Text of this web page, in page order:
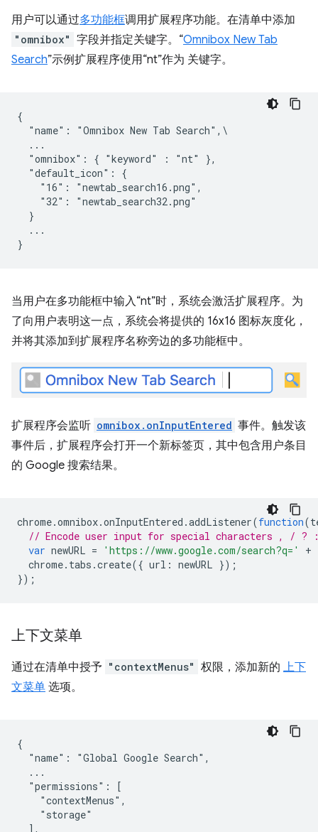
用户可以通过多功能框调用扩展程序功能。在清单中添加
"omnibox" 字段并指定关键字。“Omnibox New Tab
Search”示例扩展程序使用“nt”作为 关键字。
{
  "name": "Omnibox New Tab Search",\
  ...
  "omnibox": { "keyword" : "nt" },
  "default_icon": {
    "16": "newtab_search16.png",
    "32": "newtab_search32.png"
  }
  ...
当用户在多功能框中输入“nt”时，系统会激活扩展程序。为
了向用户表明这一点，系统会将提供的 16x16 图标灰度化，
并将其添加到扩展程序名称旁边的多功能框中。
扩展程序会监听 omnibox.onInputEntered 事件。触发该
事件后，扩展程序会打开一个新标签页，其中包含用户条目
的 Google 搜索结果。
chrome.omnibox.onInputEntered .addListener(function(
// Encode user input for special characters , / ?
var newURL = 'https://www.google.com/search?q=' +
chrome. tabs .create({ url : newURL });
});
上下文菜单
通过在清单中授予 "contextMenus" 权限，添加新的 上下
文菜单 选项。
{
  "name": "Global Google Search",
  ...
  "permissions": [
    "contextMenus",
    "storage"
  ],